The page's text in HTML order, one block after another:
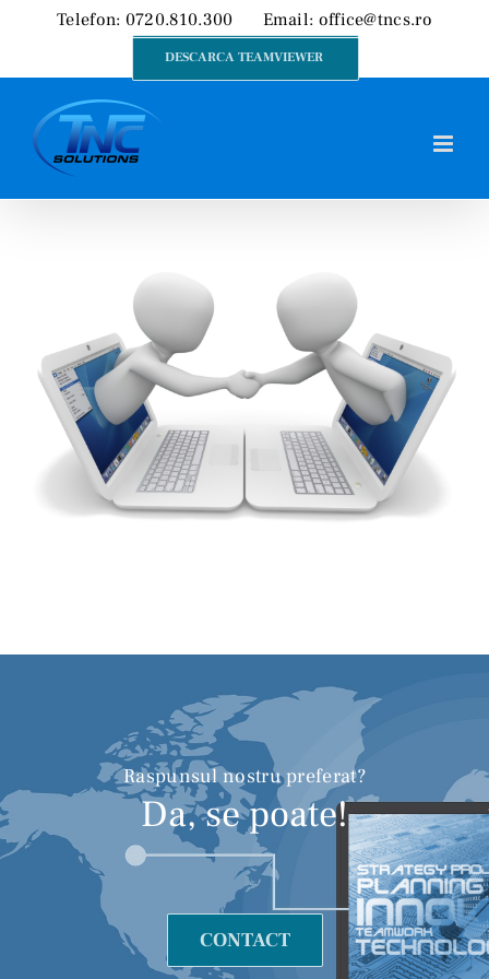
content
Telefon: 0720.810.300 Email: office@tncs.ro
DESCARCA TEAMVIEWER
Raspunsul nostru preferat?
Da, se poate!
CONTACT